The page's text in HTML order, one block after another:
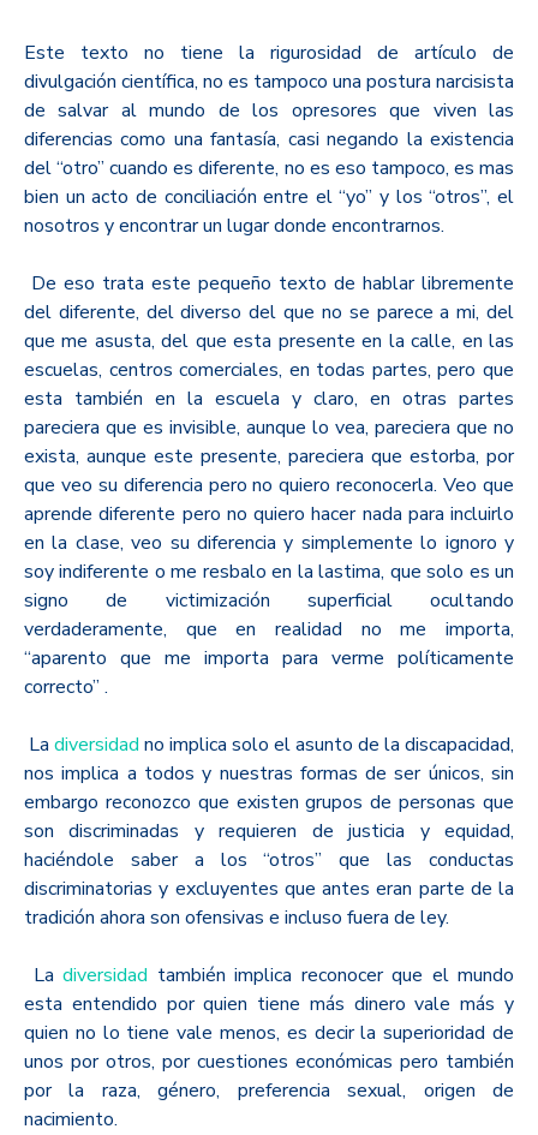
Este texto no tiene la rigurosidad de artículo de
divulgación científica, no es tampoco una postura narcisista
de salvar al mundo de los opresores que viven las
diferencias como una fantasía, casi negando la existencia
del “otro” cuando es diferente, no es eso tampoco, es mas
bien un acto de conciliación entre el “yo” y los “otros”, el
nosotros y encontrar un lugar donde encontrarnos.
De eso trata este pequeño texto de hablar libremente
del diferente, del diverso del que no se parece a mi, del
que me asusta, del que esta presente en la calle, en las
escuelas, centros comerciales, en todas partes, pero que
esta también en la escuela y claro, en otras partes
pareciera que es invisible, aunque lo vea, pareciera que no
exista, aunque este presente, pareciera que estorba, por
que veo su diferencia pero no quiero reconocerla. Veo que
aprende diferente pero no quiero hacer nada para incluirlo
en la clase, veo su diferencia y simplemente lo ignoro y
soy indiferente o me resbalo en la lastima, que solo es un
signo de victimización superficial ocultando
verdaderamente, que en realidad no me importa,
“aparento que me importa para verme políticamente
correcto” .
La diversidad no implica solo el asunto de la discapacidad,
nos implica a todos y nuestras formas de ser únicos, sin
embargo reconozco que existen grupos de personas que
son discriminadas y requieren de justicia y equidad,
haciéndole saber a los “otros” que las conductas
discriminatorias y excluyentes que antes eran parte de la
tradición ahora son ofensivas e incluso fuera de ley.
La diversidad también implica reconocer que el mundo
esta entendido por quien tiene más dinero vale más y
quien no lo tiene vale menos, es decir la superioridad de
unos por otros, por cuestiones económicas pero también
por la raza, género, preferencia sexual, origen de
nacimiento.